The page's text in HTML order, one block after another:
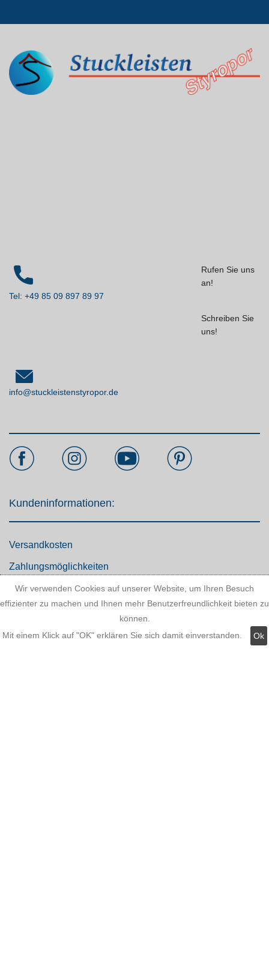
Rufen Sie uns
an!
Tel: +49 85 09 897 89 97
Schreiben Sie
uns!
info@stuckleistenstyropor.de
Kundeninformationen:
Versandkosten
Zahlungsmöglichkeiten
AGB
Widerrufsbelehrung
Hinweis zum Batteriegesetz
Wir verwenden Cookies auf unserer Website, um Ihren Besuch
effizienter zu machen und Ihnen mehr Benutzerfreundlichkeit bieten zu
können.
Mit einem Klick auf "OK" erklären Sie sich damit einverstanden.
Ok